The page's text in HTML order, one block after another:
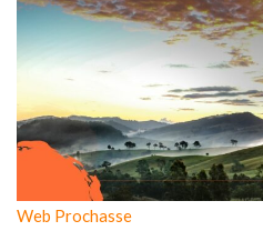
Web Prochasse